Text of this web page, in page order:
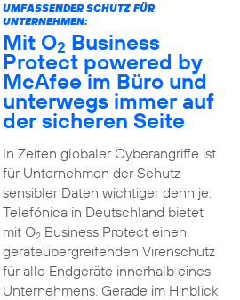
UMFASSENDER SCHUTZ FÜR
UNTERNEHMEN:
Mit O2 Business
Protect powered by
McAfee im Büro und
unterwegs immer auf
der sicheren Seite
In Zeiten globaler Cyberangriffe ist
für Unternehmen der Schutz
sensibler Daten wichtiger denn je.
Telefónica in Deutschland bietet
mit O2Business Protect einen
geräteübergreifenden Virenschutz
für alle Endgeräte innerhalb eines
Unternehmens. Gerade im Hinblick